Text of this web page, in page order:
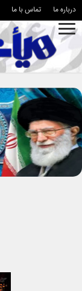
درباره ما تماس با ما